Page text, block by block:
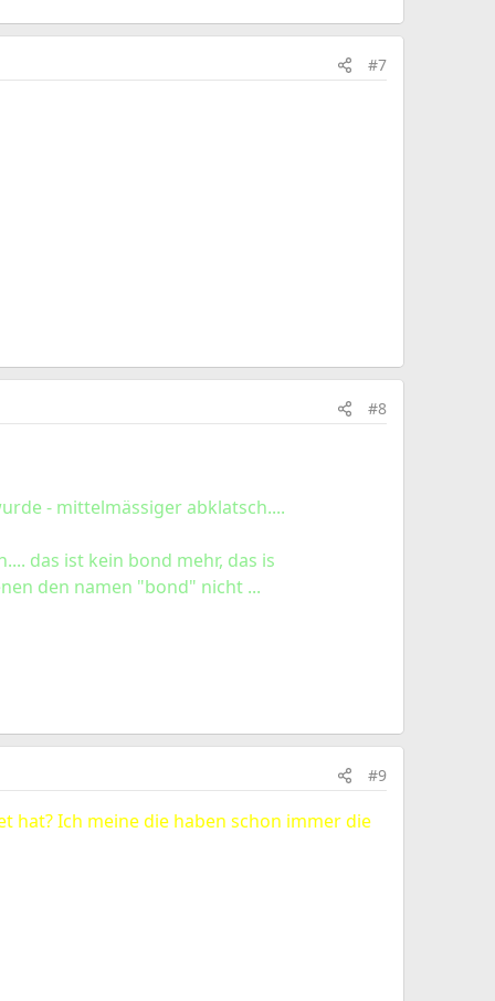
#7
#8
- mittelmässiger abklatsch....
das ist kein bond mehr, das is
den namen "bond" nicht ...
#9
hat? Ich meine die haben schon immer die